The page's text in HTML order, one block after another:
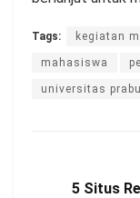
Tags: kegiatan
mahasiswa
universitas
5 Situs